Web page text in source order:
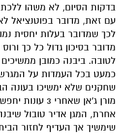
בדקות הסיום, לא משהו
עם זאת, מדובר בפוטנציאל
לכך שמדובר בעלות יחסית
מדובר בסיכון גדול כל כך
לטובה. ביבנה כמובן
כמעט בכל העמדות על
שחקנים שלא ימשיכו בעונה
מורן ג'אן שאחרי
אחרת, המגן אדיר טובול
שימשיך אך העדיף לחזור